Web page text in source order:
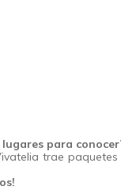
para
trae